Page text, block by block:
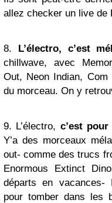
allez checker un live
8. L’électro, c’est
chillwave, avec
Out, Neon Indian,
du morceau. On y
9. L’électro, c’est
Y’a des morceaux
out- comme des trucs
Enormous Extinct
départs en
pour tomber dans les